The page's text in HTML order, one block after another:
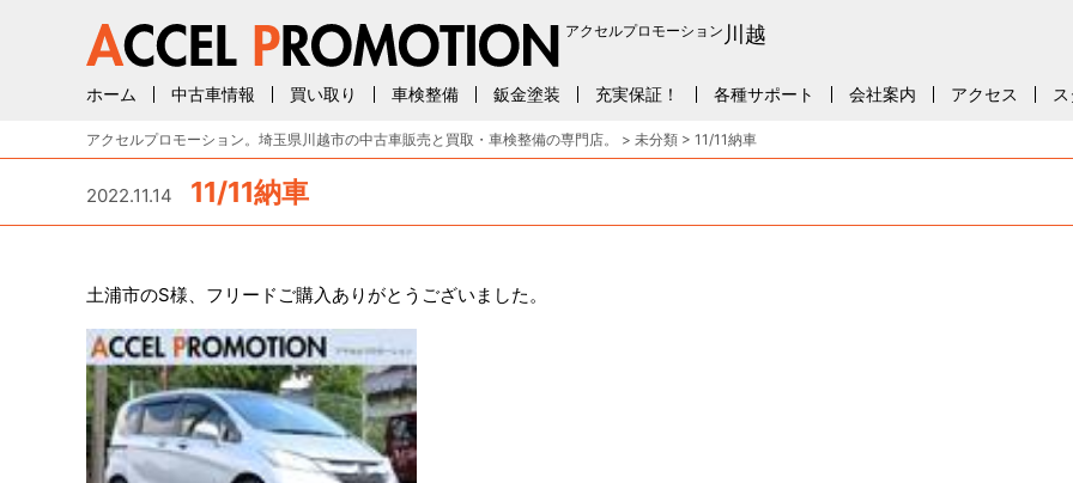
アクセルプロモーション 川越
ホーム 中古車情報 買い取り 車検整備 鈑金塗装 充実保証！ 各種サポート 会社案内 アクセス
アクセルプロモーション。埼玉県川越市の中古車販売と買取・車検整備の専門店。 > 未分類 > 11/11納車
2022.11.14 11/11納車
土浦市のS様、フリードご購入ありがとうございました。